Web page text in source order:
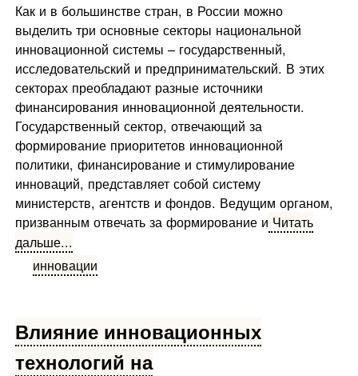
Как и в большинстве стран, в России можно
выделить три основные секторы национальной
инновационной системы – государственный,
исследовательский и предпринимательский. В этих
секторах преобладают разные источники
финансирования инновационной деятельности.
Государственный сектор, отвечающий за
формирование приоритетов инновационной
политики, финансирование и стимулирование
инноваций, представляет собой систему
министерств, агентств и фондов. Ведущим органом,
призванным отвечать за формирование и Читать
дальше...
инновации
Влияние инновационных
технологий на